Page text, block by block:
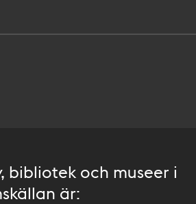
bibliotek och museer i
är: